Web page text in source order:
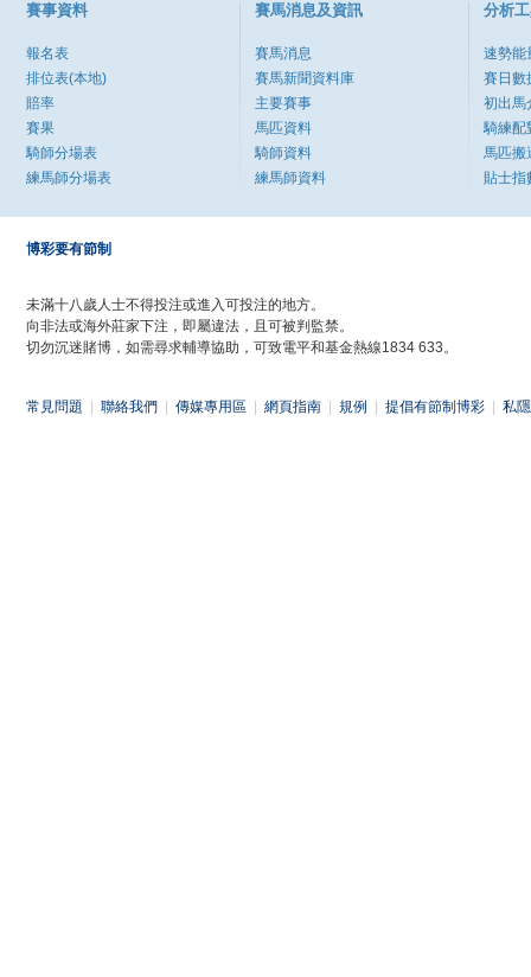
賽事資料
報名表
排位表(本地)
賠率
賽果
騎師分場表
練馬師分場表
賽馬消息及資訊
賽馬消息
賽馬新聞資料庫
主要賽事
馬匹資料
騎師資料
練馬師資料
分析
速勢能
賽日數
初出馬
騎練配
馬匹搬
貼士指
博彩要有節制
未滿十八歲人士不得投注或進入可投注的地方。
向非法或海外莊家下注，即屬違法，且可被判監禁。
切勿沉迷賭博，如需尋求輔導協助，可致電平和基金熱線1834 633。
常見問題 聯絡我們 傳媒專用區 網頁指南 規例 提倡有節制博彩 私